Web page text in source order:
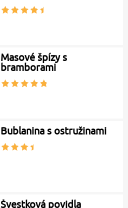
Masové špízy s
bramborami
Bublanina s ostružinami
Švestková povidla